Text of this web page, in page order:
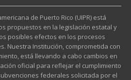
de Puerto Rico (UIPR) está
propuestos en la legislación estatal y
posibles efectos en los procesos
Nuestra Institución, comprometida con
está llevando a cabo cambios en
oficial para reflejar el cumplimiento
federales solicitada por el